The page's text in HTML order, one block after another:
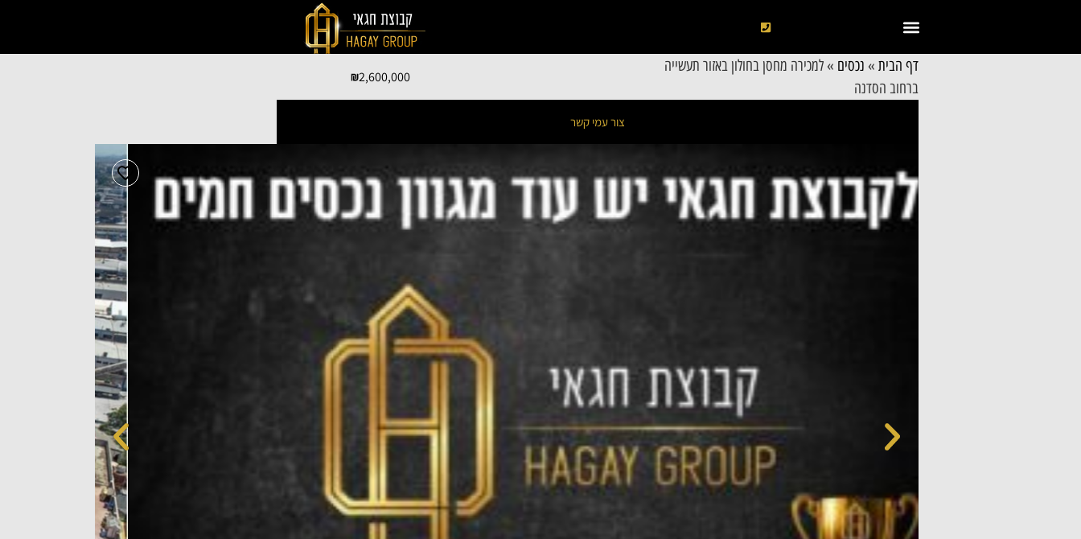
דף הבית» נכסים » למכירה מחסן בחולון באזור תעשייה
ברחוב הסדנה
2,600,000
צור עמי קשר